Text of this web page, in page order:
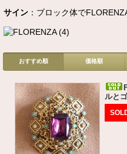
サイン ：ブロック体で
おすすめ順 価格順
ルと